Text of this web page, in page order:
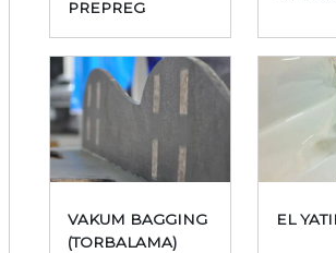
PREPREG
VAKUM BAGGING
(TORBALAMA)
EL